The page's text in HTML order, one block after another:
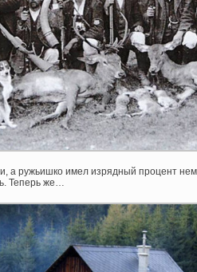
а ружьишко имел изрядный процент
Теперь же…